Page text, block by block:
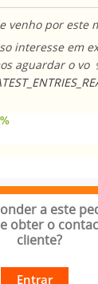
venho por este
interesse em
aguardar o vo
a este
obter o
cliente?
Entrar